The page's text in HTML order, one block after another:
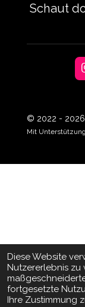
Diese Website
Nutzererlebnis zu
fortgesetzte
Ihre Zustimmung
Schaut
© 2022 - 2026
Mit